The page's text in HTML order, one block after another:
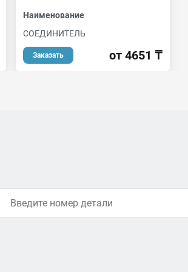
Наименование
СОЕДИНИТЕЛЬ
Заказать от 4651 ₸